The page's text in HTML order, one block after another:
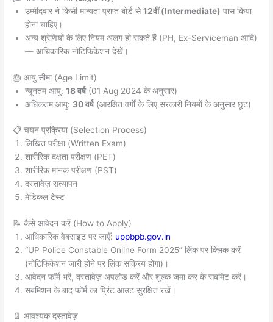
उम्मीदवार ने किसी मान्यता प्राप्त बोर्ड से12वीं (Intermediate) पास किया
होना चाहिए।
अन्य श्रेणियों के लिए नियम अलग हो सकते हैं (PH, Ex-Serviceman आदि)
— आधिकारिक नोटिफिकेशन देखें।
🎂 आयु सीमा (Age Limit)
न्यूनतम आयु:18 वर्ष(01 Aug 2024 के अनुसार)
अधिकतम आयु: 30 वर्ष(आरक्षित वर्गों के लिए सरकारी नियमों के अनुसार छूट)
📋 चयन प्रक्रिया (Selection Process)
लिखित परीक्षा (Written Exam)
शारीरिक दक्षता परीक्षण (PET)
शारीरिक मानक परीक्षण (PST)
दस्तावेज़ सत्यापन
मेडिकल टेस्ट
📝 कैसे आवेदन करें (How to Apply)
आधिकारिक वेबसाइट पर जाएँ: uppbpb.gov.in
“UP Police Constable Online Form 2025” लिंक पर क्लिक करें
(नोटिफिकेशन जारी होने पर लिंक सक्रिय होगा)।
आवेदन फॉर्म भरें, दस्तावेज़ अपलोड करें और शुल्क जमा कर के सबमिट करें।
सबमिशन के बाद फॉर्म का प्रिंट आउट सुरक्षित रखें।
📄 आवश्यक दस्तावेज़